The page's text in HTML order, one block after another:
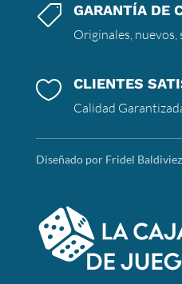
 GARANTÍA DE
Originales, nuevos,
 CLIENTES
Calidad
Diseñado por Fridel